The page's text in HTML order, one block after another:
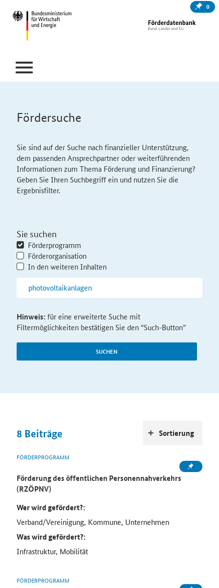
0
Fördersuche
Sie sind auf der Suche nach finanzieller Unterstützung,
dem passenden Ansprechpartner oder weiterführenden
Informationen zum Thema Förderung und Finanzierung?
Geben Sie Ihren Suchbegriff ein und nutzen Sie die
Ergebnisfilter.
Sie suchen
Förderprogramm
Förderorganisation
In den weiteren Inhalten
SUCHEN
Hinweis:für eine erweiterte Suche mit
Filtermöglichkeiten bestätigen Sie den “Such-Button”
8 Beiträge
FÖRDERPROGRAMM
Förderung des öffentlichen Personennahverkehrs
(RZÖPNV)
Wer wird gefördert?:
Verband/Vereinigung, Kommune, Unternehmen
Was wird gefördert?:
Infrastruktur, Mobilität
FÖRDERPROGRAMM
Sortierung